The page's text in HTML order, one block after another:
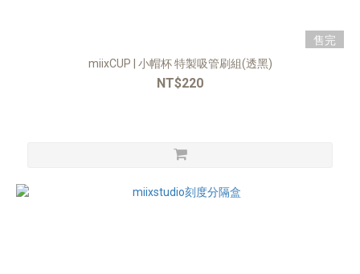
售完
miixCUP | ⼩帽杯 特製吸管刷組(透⿊)
NT$220